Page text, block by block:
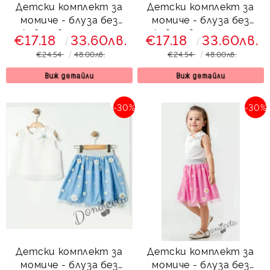
Детски комплект за
момиче - блуза без
ръкав с цвете и пола с
тюл на маргаритки в
оранжево Тори
€17.18 33.60лв.
€24.54 48.00лв.
Виж детайли
Детски комплект за
момиче - блуза без
ръкав с цвете и пола с
тюл на маргаритки в
лилаво Тори
€17.18 33.60лв.
€24.54 48.00лв.
Виж детайли
Детски комплект за
момиче - блуза без
-30%
Детски комплект за
момиче - блуза без
-30%